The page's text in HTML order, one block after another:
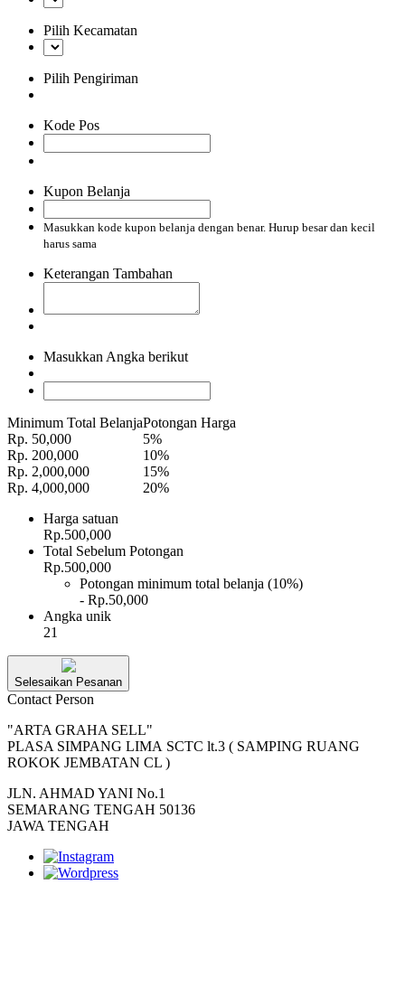
Pilih Kecamatan
Pilih Pengiriman
Kode Pos
Kupon Belanja
Masukkan kode kupon belanja dengan benar. Hurup besar dan kecil
harus sama
Keterangan Tambahan
Masukkan Angka berikut
Minimum Total BelanjaPotongan Harga
Rp. 50,000
5%
Rp. 200,000
10%
Rp. 2,000,000
15%
Rp. 4,000,000
20%
Harga satuan
Rp.500,000
Total Sebelum Potongan
Rp.500,000
Potongan minimum total belanja (10%)
- Rp.50,000
Angka unik
21
Selesaikan Pesanan
Contact Person
"ARTA GRAHA SELL"
PLASA SIMPANG LIMA SCTC lt.3 ( SAMPING RUANG
ROKOK JEMBATAN CL )
JLN. AHMAD YANI No.1
SEMARANG TENGAH 50136
JAWA TENGAH